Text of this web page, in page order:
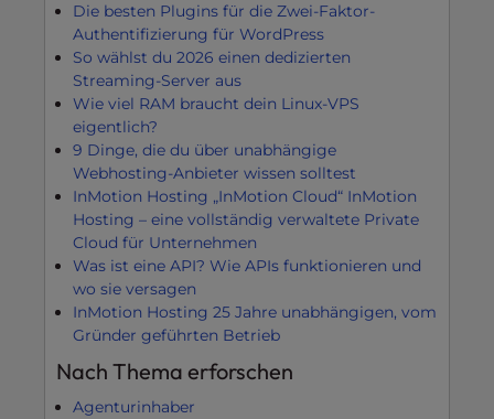
Die besten Plugins für die Zwei-Faktor-
Authentifizierung für WordPress
So wählst du 2026 einen dedizierten
Streaming-Server aus
Wie viel RAM braucht dein Linux-VPS
eigentlich?
9 Dinge, die du über unabhängige
Webhosting-Anbieter wissen solltest
InMotion Hosting „InMotion Cloud“ InMotion
Hosting – eine vollständig verwaltete Private
Cloud für Unternehmen
Was ist eine API? Wie APIs funktionieren und
wo sie versagen
InMotion Hosting 25 Jahre unabhängigen, vom
Gründer geführten Betrieb
Nach Thema erforschen
Agenturinhaber